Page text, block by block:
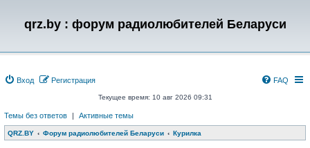
qrz.by : форум радиолюбителей Беларуси
Вход Регистрация FAQ
Текущее время: 10 авг 2026 09:31
Темы без ответов | Активные темы
QRZ.BY Форум радиолюбителей Беларуси Курилка